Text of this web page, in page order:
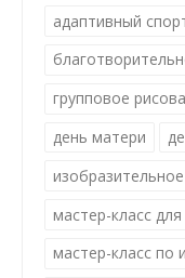
адаптивный
групповое
день матери
мастер-класс
мастер-класс по